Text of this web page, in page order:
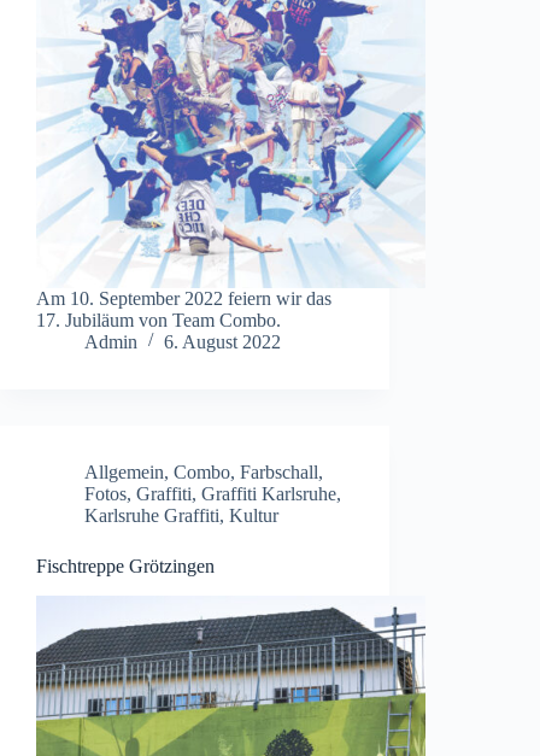
Am 10. September 2022 feiern wir das
17. Jubiläum von Team Combo.
Admin
6. August 2022
Allgemein, Combo, Farbschall,
Fotos, Graffiti, Graffiti Karlsruhe,
Karlsruhe Graffiti, Kultur
Fischtreppe Grötzingen